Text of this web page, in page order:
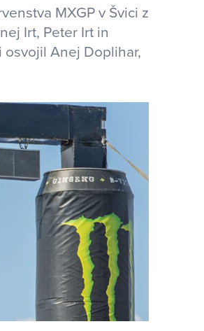
MXGP v Švici z
Irt, Peter Irt in
Anej Doplihar,